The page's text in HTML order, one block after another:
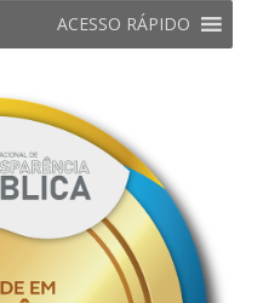
ACESSO RÁPIDO